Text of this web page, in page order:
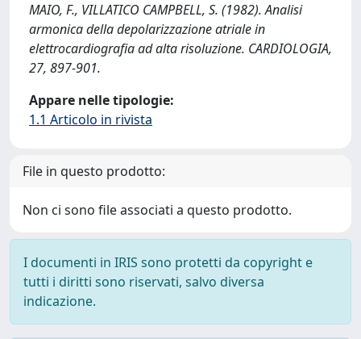
MAIO, F., VILLATICO CAMPBELL, S. (1982). Analisi
armonica della depolarizzazione atriale in
elettrocardiografia ad alta risoluzione. CARDIOLOGIA,
27, 897-901.
Appare nelle tipologie:
1.1 Articolo in rivista
File in questo prodotto:
Non ci sono file associati a questo prodotto.
I documenti in IRIS sono protetti da copyright e
tutti i diritti sono riservati, salvo diversa
indicazione.